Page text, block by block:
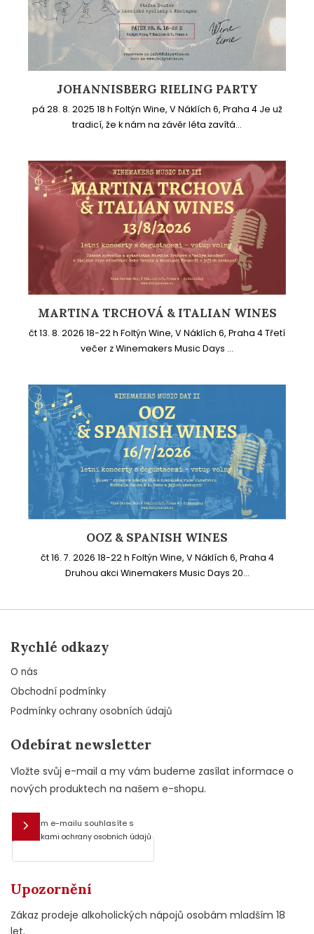
JOHANNISBERG RIELING PARTY
pá 28. 8. 2025 18 h Foltýn Wine, V Náklích 6, Praha 4 Je už
tradicí, že k nám na závěr léta zavítá...
MARTINA TRCHOVÁ & ITALIAN WINES
čt 13. 8. 2026 18-22 h Foltýn Wine, V Náklích 6, Praha 4 Třetí
večer z Winemakers Music Days ...
OOZ & SPANISH WINES
čt 16. 7. 2026 18-22 h Foltýn Wine, V Náklích 6, Praha 4
Druhou akci Winemakers Music Days 20...
Rychlé odkazy
O nás
Obchodní podmínky
Podmínky ochrany osobních údajů
Odebírat newsletter
Vložte svůj e-mail a my vám budeme zasílat informace o
nových produktech na našem e-shopu.
E-mail
Vložením e-mailu souhlasíte s
podmínkami ochrany osobních údajů
Upozornění
Zákaz prodeje alkoholických nápojů osobám mladším 18